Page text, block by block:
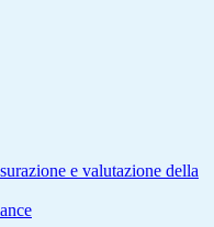
e valutazione della